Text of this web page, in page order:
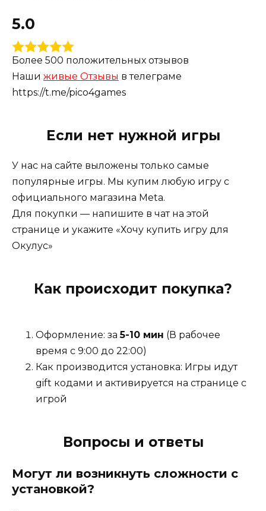
исследовать обширный и детализированный
игровой мир, находя скрытые сокровища и
секреты.
VR-элементы:Благодаря виртуальной
реальности, игра предлагает уникальное
персонажами более естественно.
фанатов экшен-игр и тех, кто ищет
увлекательные приключения в захватывающем
мире, полным ярких персонажей и
напряженных моментов.
5.0
Более 500 положительных отзывов
Наши живые Отзывы в телеграме
https://t.me/pico4games
Если нет нужной игры
У нас на сайте выложены только самые
популярные игры. Мы купим любую игру с
официального магазина Meta.
Для покупки — напишите в чат на этой
странице и укажите «Хочу купить игру для
Окулус»
Как происходит покупка?
Оформление: за5-10 мин (В рабочее
время с 9:00 до 22:00)
Как производится установка: Игры идут
gift кодами и активируется на странице с
игрой
Вопросы и ответы
Могут ли возникнуть сложности с
установкой?